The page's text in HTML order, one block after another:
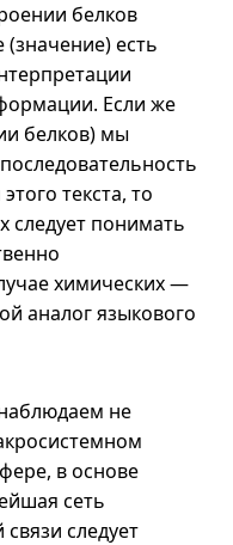
белков
есть
Если же
белков) мы
текста, то
следует понимать
химических —
аналог языкового
не
в основе
сеть
следует